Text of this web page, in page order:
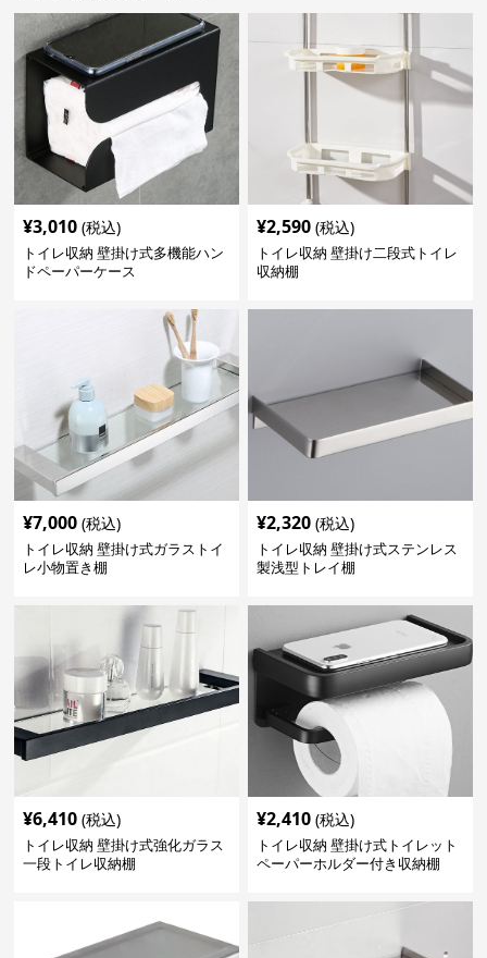
¥3,010 (税込)
トイレ収納 壁掛け式多機能ハン
ドペーパーケース
¥2,590 (税込)
トイレ収納 壁掛け二段式トイレ
収納棚
¥7,000 (税込)
トイレ収納 壁掛け式ガラストイ
レ小物置き棚
¥2,320 (税込)
トイレ収納 壁掛け式ステンレス
製浅型トレイ棚
¥6,410 (税込)
トイレ収納 壁掛け式強化ガラス
一段トイレ収納棚
¥2,410 (税込)
トイレ収納 壁掛け式トイレット
ペーパーホルダー付き収納棚